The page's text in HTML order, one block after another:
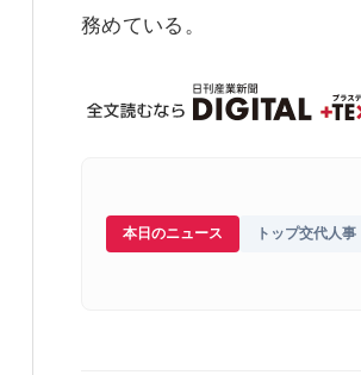
務めている。
本日のニュース トップ交代人事